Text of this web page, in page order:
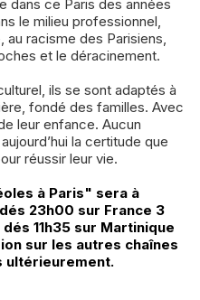
dans ce Paris des années
le milieu professionnel,
racisme des Parisiens,
et le déracinement.
ils se sont adaptés à
fondé des familles. Avec
leur enfance. Aucun
la certitude que
réussir leur vie.
à Paris" sera à
23h00 sur France 3
11h35 sur Martinique
sur les autres chaînes
ultérieurement.